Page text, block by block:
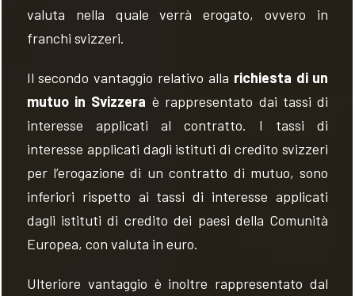
valuta nella quale verrà erogato, ovvero in
franchi svizzeri.
Il secondo vantaggio relativo alla richiesta di un
mutuo in Svizzera è rappresentato dai tassi di
interesse applicati al contratto. I tassi di
interesse applicati dagli istituti di credito svizzeri
per l’erogazione di un contratto di mutuo, sono
inferiori rispetto ai tassi di interesse applicati
dagli istituti di credito dei paesi della Comunità
Europea, con valuta in euro.
Ulteriore vantaggio è inoltre rappresentato dal